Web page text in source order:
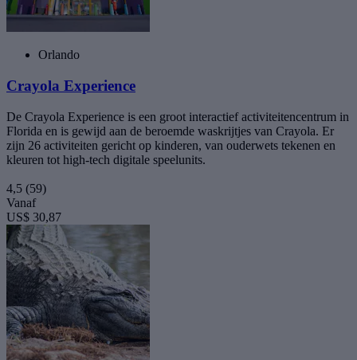
Orlando
Crayola Experience
De Crayola Experience is een groot interactief activiteitencentrum in
Florida en is gewijd aan de beroemde waskrijtjes van Crayola. Er
zijn 26 activiteiten gericht op kinderen, van ouderwets tekenen en
kleuren tot high-tech digitale speelunits.
4,5 (59)
Vanaf
US$ 30,87